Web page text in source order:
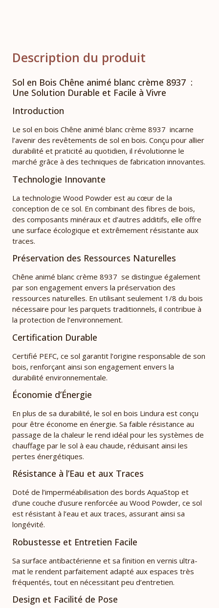
Description du produit
Sol en Bois Chêne animé blanc crème 8937 :
Une Solution Durable et Facile à Vivre
Introduction
Le sol en bois Chêne animé blanc crème 8937 incarne
l’avenir des revêtements de sol en bois. Conçu pour allier
durabilité et praticité au quotidien, il révolutionne le
marché grâce à des techniques de fabrication innovantes.
Technologie Innovante
La technologie Wood Powder est au cœur de la
conception de ce sol. En combinant des fibres de bois,
des composants minéraux et d’autres additifs, elle offre
une surface écologique et extrêmement résistante aux
traces.
Préservation des Ressources Naturelles
Chêne animé blanc crème 8937 se distingue également
par son engagement envers la préservation des
ressources naturelles. En utilisant seulement 1/8 du bois
nécessaire pour les parquets traditionnels, il contribue à
la protection de l’environnement.
Certification Durable
Certifié PEFC, ce sol garantit l’origine responsable de son
bois, renforçant ainsi son engagement envers la
durabilité environnementale.
Économie d’Énergie
En plus de sa durabilité, le sol en bois Lindura est conçu
pour être économe en énergie. Sa faible résistance au
passage de la chaleur le rend idéal pour les systèmes de
chauffage par le sol à eau chaude, réduisant ainsi les
pertes énergétiques.
Résistance à l’Eau et aux Traces
Doté de l’imperméabilisation des bords AquaStop et
d’une couche d’usure renforcée au Wood Powder, ce sol
est résistant à l’eau et aux traces, assurant ainsi sa
longévité.
Robustesse et Entretien Facile
Sa surface antibactérienne et sa finition en vernis ultra-
mat le rendent parfaitement adapté aux espaces très
fréquentés, tout en nécessitant peu d’entretien.
Design et Facilité de Pose